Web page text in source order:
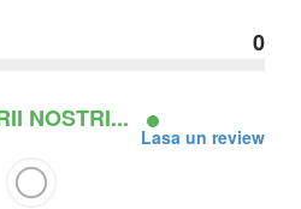
0
NOSTRI...
Lasa un review